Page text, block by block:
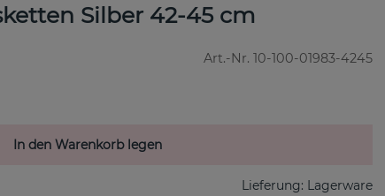
Silber 42-45 cm
Art.-Nr. 10-100-01983-4245
In den Warenkorb legen
Lieferung: Lagerware